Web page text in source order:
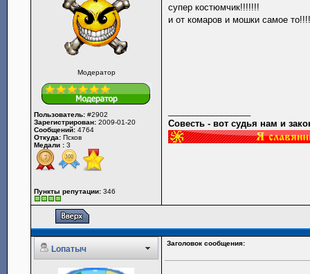
Модератор
Пользователь: #2902
Зарегистрирован: 2009-01-20
Сообщений: 4764
Откуда: Псков
Медали : 3
Пункты репутации: 346
супер костюмчик!!!!!!!
и от комаров и мошки самое
Совесть - вот судья нам и
Lопатыч
Заголовок сообщения: